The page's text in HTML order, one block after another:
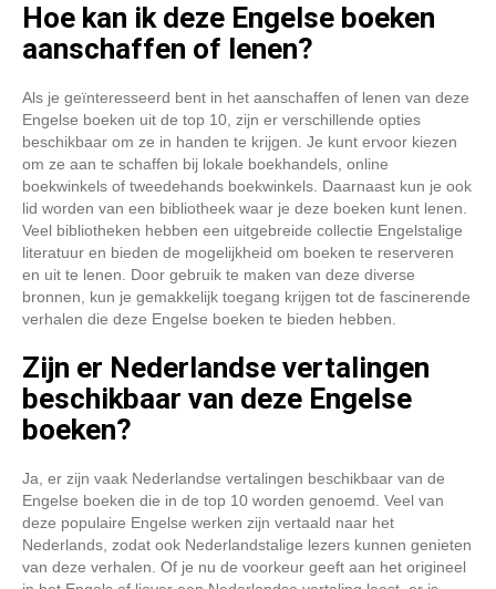
Hoe kan ik deze Engelse boeken
aanschaffen of lenen?
Als je geïnteresseerd bent in het aanschaffen of lenen van deze
Engelse boeken uit de top 10, zijn er verschillende opties
beschikbaar om ze in handen te krijgen. Je kunt ervoor kiezen
om ze aan te schaffen bij lokale boekhandels, online
boekwinkels of tweedehands boekwinkels. Daarnaast kun je ook
lid worden van een bibliotheek waar je deze boeken kunt lenen.
Veel bibliotheken hebben een uitgebreide collectie Engelstalige
literatuur en bieden de mogelijkheid om boeken te reserveren
en uit te lenen. Door gebruik te maken van deze diverse
bronnen, kun je gemakkelijk toegang krijgen tot de fascinerende
verhalen die deze Engelse boeken te bieden hebben.
Zijn er Nederlandse vertalingen
beschikbaar van deze Engelse
boeken?
Ja, er zijn vaak Nederlandse vertalingen beschikbaar van de
Engelse boeken die in de top 10 worden genoemd. Veel van
deze populaire Engelse werken zijn vertaald naar het
Nederlands, zodat ook Nederlandstalige lezers kunnen genieten
van deze verhalen. Of je nu de voorkeur geeft aan het origineel